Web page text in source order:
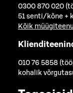
0300 870 020
51 senti/kõne +
Kõik
010 76 5858
kohalik